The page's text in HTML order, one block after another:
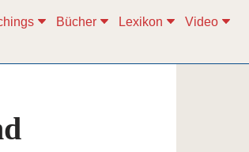
Bücher Lexikon
Video